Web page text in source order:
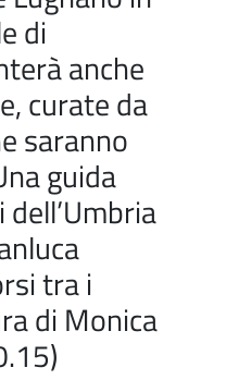
di
anche
curate da
saranno
guida
tra i
di Monica